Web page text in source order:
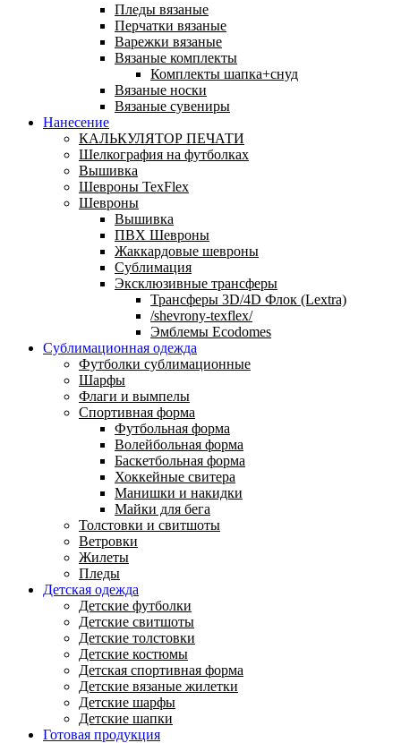
Пледы вязаные
Перчатки вязаные
Варежки вязаные
Вязаные комплекты
Комплекты шапка+снуд
Вязаные носки
Вязаные сувениры
Нанесение
КАЛЬКУЛЯТОР ПЕЧАТИ
Шелкография на футболках
Вышивка
Шевроны TexFlex
Шевроны
Вышивка
ПВХ Шевроны
Жаккардовые шевроны
Сублимация
Эксклюзивные трансферы
Трансферы 3D/4D Флок (Lextra)
/shevrony-texflex/
Эмблемы Ecodomes
Сублимационная одежда
Футболки сублимационные
Шарфы
Флаги и вымпелы
Спортивная форма
Футбольная форма
Волейбольная форма
Баскетбольная форма
Хоккейные свитера
Манишки и накидки
Майки для бега
Толстовки и свитшоты
Ветровки
Жилеты
Пледы
Детская одежда
Детские футболки
Детские свитшоты
Детские толстовки
Детские костюмы
Детская спортивная форма
Детские вязаные жилетки
Детские шарфы
Детские шапки
Готовая продукция